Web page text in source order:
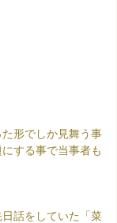
形でしか見舞う事
する事で当事者も
話をしていた「菜